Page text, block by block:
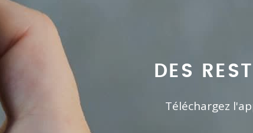
DES
Téléchargez